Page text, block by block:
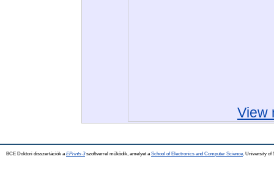
View
BCE Doktori disszertációk a EPrints 3szoftverrel működik, amelyet a School of Electronics and Computer Science, University of